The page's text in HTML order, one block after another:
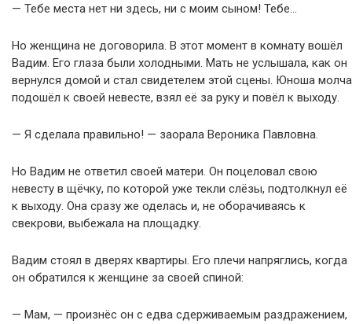
— Тебе места нет ни здесь, ни с моим сыном! Тебе…
Но женщина не договорила. В этот момент в комнату вошёл
Вадим. Его глаза были холодными. Мать не услышала, как он
вернулся домой и стал свидетелем этой сцены. Юноша молча
подошёл к своей невесте, взял её за руку и повёл к выходу.
— Я сделала правильно! — заорала Вероника Павловна.
Но Вадим не ответил своей матери. Он поцеловал свою
невесту в щёчку, по которой уже текли слёзы, подтолкнул её
к выходу. Она сразу же оделась и, не оборачиваясь к
свекрови, выбежала на площадку.
Вадим стоял в дверях квартиры. Его плечи напряглись, когда
он обратился к женщине за своей спиной:
— Мам, — произнёс он с едва сдерживаемым раздражением,